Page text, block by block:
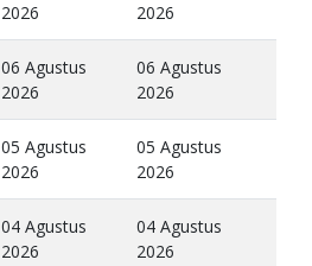
2026
2026
06 Agustus
2026
06 Agustus
2026
05 Agustus
2026
05 Agustus
2026
04 Agustus
2026
04 Agustus
2026